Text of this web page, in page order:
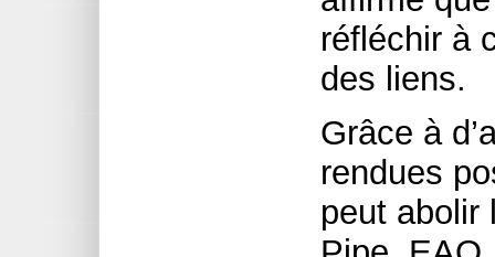
réfléchir à
des liens.
Grâce à
rendues
peut abolir